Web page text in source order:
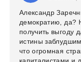
Александр
демократию, да?
получить выгоду
истины
что огромная